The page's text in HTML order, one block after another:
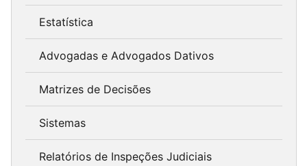
Estatística
Advogadas e Advogados Dativos
Matrizes de Decisões
Sistemas
Relatórios de Inspeções Judiciais